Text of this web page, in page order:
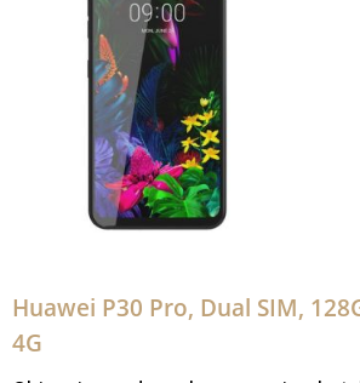
Huawei P30 Pro, Dual SIM,
4G